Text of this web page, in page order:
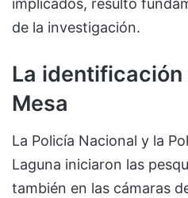
implicados, resultó
de la investigación.
La identificación
Mesa
La Policía Nacional y la
Laguna iniciaron las
también en las cámaras